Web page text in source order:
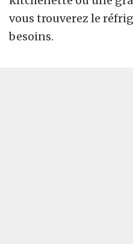
vous trouverez le
besoins.